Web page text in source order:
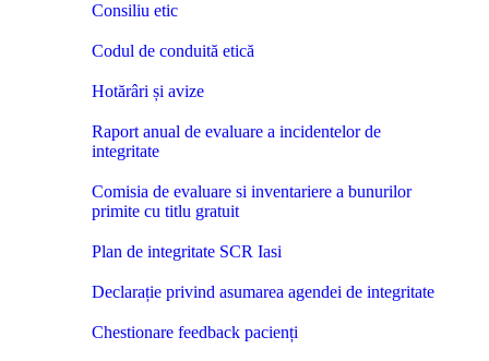
Consiliu etic
Codul de conduită etică
Hotărâri și avize
Raport anual de evaluare a incidentelor de
integritate
Comisia de evaluare si inventariere a bunurilor
primite cu titlu gratuit
Plan de integritate SCR Iasi
Declarație privind asumarea agendei de integritate
Chestionare feedback pacienți